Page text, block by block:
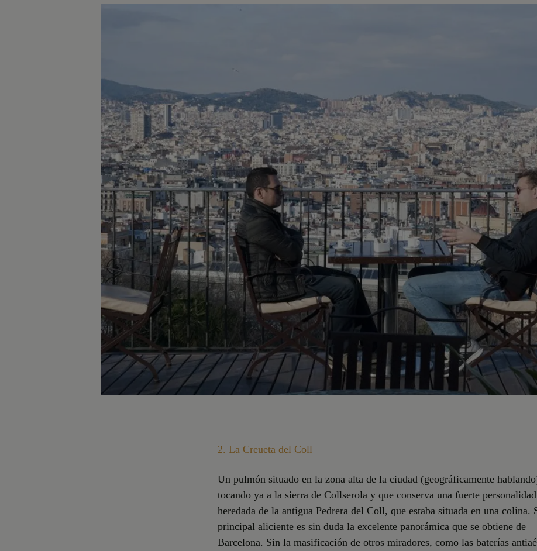
2. La Creueta del Coll
Un pulmón situado en la zona alta de la ciudad (geográficamente
tocando ya a la sierra de Collserola y que conserva una fuerte personalidad
heredada de la antigua Pedrera del Coll, que estaba situada en una colina.
principal aliciente es sin duda la excelente panorámica que se obtiene de
Barcelona. Sin la masificación de otros miradores, como las baterías